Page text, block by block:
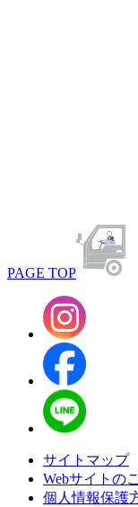
PAGE TOP
サイトマップ
Webサイトの
個人情報保護